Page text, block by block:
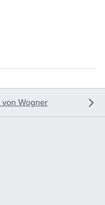
von Wogner